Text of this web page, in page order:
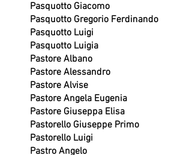
Pasquotto Giacomo
Pasquotto Gregorio Ferdinando
Pasquotto Luigi
Pasquotto Luigia
Pastore Albano
Pastore Alessandro
Pastore Alvise
Pastore Angela Eugenia
Pastore Giuseppa Elisa
Pastorello Giuseppe Primo
Pastorello Luigi
Pastro Angelo